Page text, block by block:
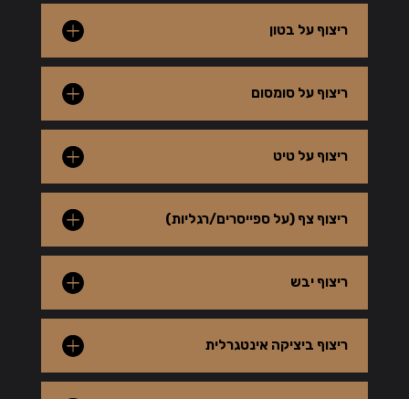
ריצוף על בטון
ריצוף על סומסום
ריצוף על טיט
ריצוף צף (על ספייסרים/רגליות)
ריצוף יבש
ריצוף ביציקה אינטגרלית